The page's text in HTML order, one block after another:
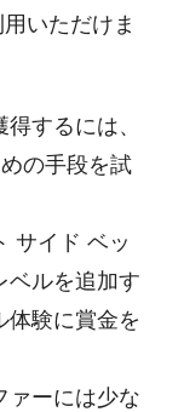
いただけま
するには、
の手段を試
サイド ベッ
ベルを追加す
体験に賞金を
ァーには少な